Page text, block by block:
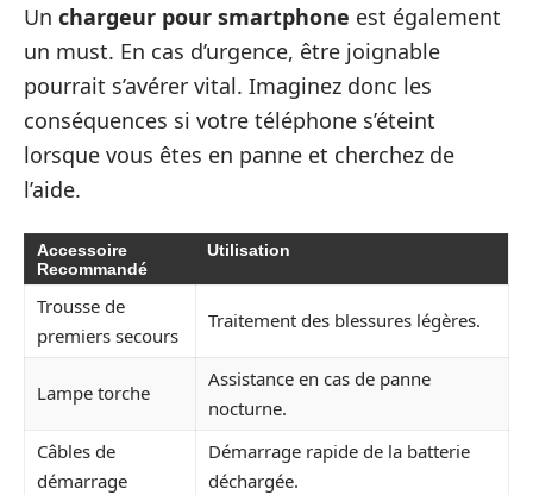
Un chargeur pour smartphone est également
un must. En cas d’urgence, être joignable
pourrait s’avérer vital. Imaginez donc les
conséquences si votre téléphone s’éteint
lorsque vous êtes en panne et cherchez de
l’aide.
Accessoire
Recommandé
Utilisation
Trousse de
premiers secours
Traitement des blessures légères.
Lampe torche
Assistance en cas de panne
nocturne.
Câbles de
démarrage
Démarrage rapide de la batterie
déchargée.